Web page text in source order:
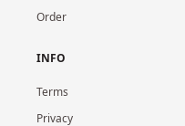
Order
INFO
Terms
Privacy